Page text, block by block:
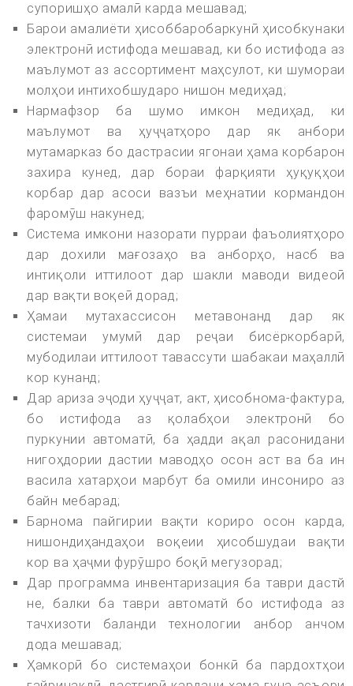
супоришҳо амалӣ карда мешавад;
Барои амалиёти ҳисоббаробаркунӣ ҳисобкунаки
электронӣ истифода мешавад, ки бо истифода аз
маълумот аз ассортимент маҳсулот, ки шумораи
молҳои интихобшударо нишон медиҳад;
Нармафзор ба шумо имкон медиҳад, ки
маълумот ва ҳуҷҷатҳоро дар як анбори
мутамарказ бо дастрасии ягонаи ҳама корбарон
захира кунед, дар бораи фарқияти ҳуқуқҳои
корбар дар асоси вазъи меҳнатии кормандон
фаромӯш накунед;
Система имкони назорати пурраи фаъолиятҳоро
дар дохили мағозаҳо ва анборҳо, насб ва
интиқоли иттилоот дар шакли маводи видеоӣ
дар вақти воқеӣ дорад;
Ҳамаи мутахассисон метавонанд дар як
системаи умумӣ дар реҷаи бисёркорбарӣ,
мубодилаи иттилоот тавассути шабакаи маҳаллӣ
кор кунанд;
Дар ариза эҷоди ҳуҷҷат, акт, ҳисобнома-фактура,
бо истифода аз қолабҳои электронӣ бо
пуркунии автоматӣ, ба ҳадди ақал расонидани
нигоҳдории дастии маводҳо осон аст ва ба ин
васила хатарҳои марбут ба омили инсониро аз
байн мебарад;
Барнома пайгирии вақти кориро осон карда,
нишондиҳандаҳои воқеии ҳисобшудаи вақти
кор ва ҳаҷми фурӯшро боқӣ мегузорад;
Дар программа инвентаризация ба таври дастй
не, балки ба таври автоматй бо истифода аз
тачхизоти баланди технологии анбор анчом
дода мешавад;
Ҳамкорӣ бо системаҳои бонкӣ ба пардохтҳои